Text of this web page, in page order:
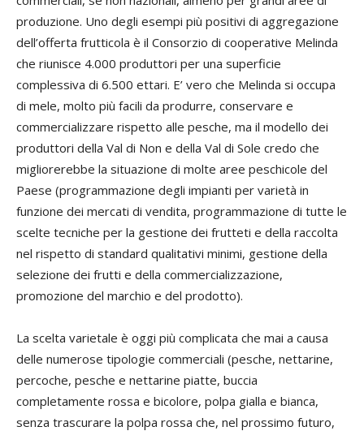
produzione. Uno degli esempi più positivi di aggregazione
dell’offerta frutticola è il Consorzio di cooperative Melinda
che riunisce 4.000 produttori per una superficie
complessiva di 6.500 ettari. E’ vero che Melinda si occupa
di mele, molto più facili da produrre, conservare e
commercializzare rispetto alle pesche, ma il modello dei
produttori della Val di Non e della Val di Sole credo che
migliorerebbe la situazione di molte aree peschicole del
Paese (programmazione degli impianti per varietà in
funzione dei mercati di vendita, programmazione di tutte le
scelte tecniche per la gestione dei frutteti e della raccolta
nel rispetto di standard qualitativi minimi, gestione della
selezione dei frutti e della commercializzazione,
promozione del marchio e del prodotto).
La scelta varietale è oggi più complicata che mai a causa
delle numerose tipologie commerciali (pesche, nettarine,
percoche, pesche e nettarine piatte, buccia
completamente rossa e bicolore, polpa gialla e bianca,
senza trascurare la polpa rossa che, nel prossimo futuro,